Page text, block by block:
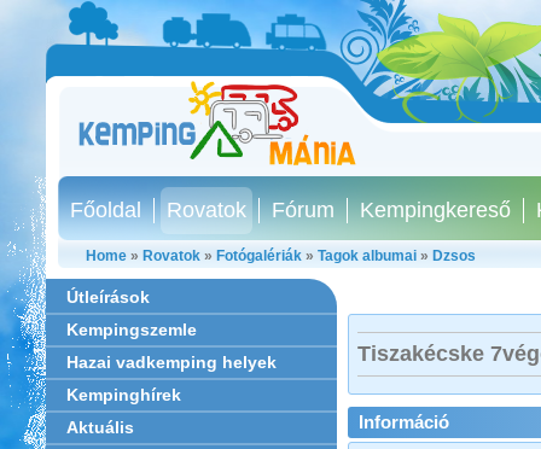
Főoldal Rovatok Fórum Kempingkereső
Home » Rovatok » Fotógalériák » Tagok albumai » Dzsos
Útleírások
Kempingszemle
Hazai vadkemping helyek
Kempinghírek
Aktuális
Tiszakécske
Információ